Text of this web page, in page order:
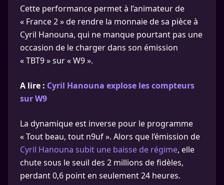
Cette performance permet à l’animateur de
« France 2 » de rendre la monnaie de sa pièce à
Cyril Hanouna, qui ne manque pourtant pas une
occasion de le charger dans son émission
« TBT9 » sur « W9 ».
A lire : Cyril Hanouna explose les compteurs
sur W9
La dynamique est inverse pour le programme
« Tout beau, tout n9uf ». Alors que l’émission de
Cyril Hanouna subit une baisse de régime, elle
chute sous le seuil des 2 millions de fidèles,
perdant 0,6 point en seulement 24 heures.